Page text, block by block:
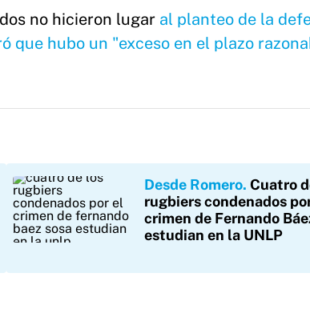
no hicieron lugar al planteo de la
que hubo un "exceso en el plazo
Desde Romero Cuatro
rugbiers condenados
crimen de Fernando
estudian en la UNLP